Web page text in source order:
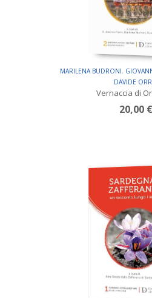
MARILENA BUDRONI,
DAVIDE
Vernaccia di
20,00 €